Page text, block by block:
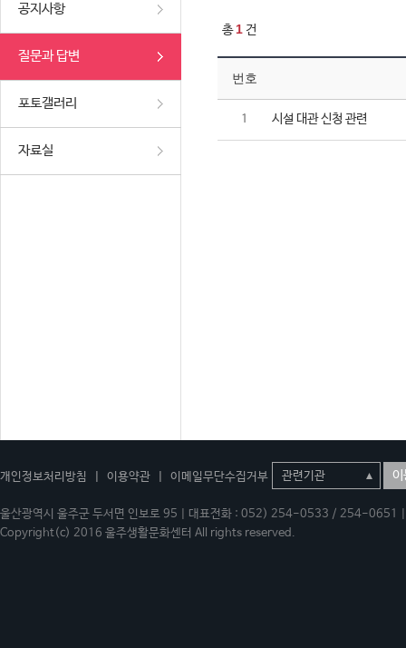
공지사항
질문과 답변
포토갤러리
자료실
총1 건
번호
1 시설 대관 신청 관련
개인정보처리방침 이용약관 이메일무단수집거부 이
울산광역시 울주군 두서면 인보로 95 | 대표전화 : 052) 254-0533 / 254-
Copyright(c) 2016 울주생활문화센터 All rights reserved.